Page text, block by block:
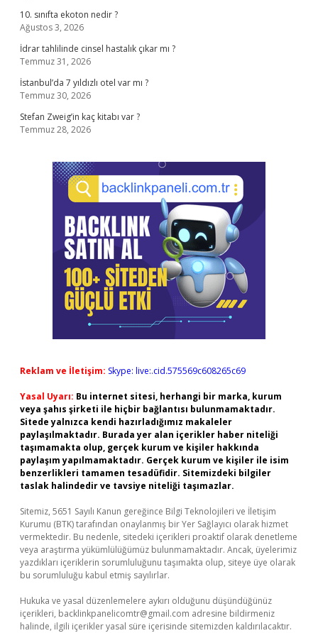
10. sınıfta ekoton nedir ?
Ağustos 3, 2026
İdrar tahlilinde cinsel hastalık çıkar mı ?
Temmuz 31, 2026
İstanbul’da 7 yıldızlı otel var mı ?
Temmuz 30, 2026
Stefan Zweig’in kaç kitabı var ?
Temmuz 28, 2026
Reklam ve İletişim: Skype: live:.cid.575569c608265c69
Yasal Uyarı: Bu internet sitesi, herhangi bir marka, kurum
veya şahıs şirketi ile hiçbir bağlantısı bulunmamaktadır.
Sitede yalnızca kendi hazırladığımız makaleler
paylaşılmaktadır. Burada yer alan içerikler haber niteliği
taşımamakta olup, gerçek kurum ve kişiler hakkında
paylaşım yapılmamaktadır. Gerçek kurum ve kişiler ile isim
benzerlikleri tamamen tesadüfidir. Sitemizdeki bilgiler
taslak halindedir ve tavsiye niteliği taşımazlar.
Sitemiz, 5651 Sayılı Kanun gereğince Bilgi Teknolojileri ve İletişim
Kurumu (BTK) tarafından onaylanmış bir Yer Sağlayıcı olarak hizmet
vermektedir. Bu nedenle, sitedeki içerikleri proaktif olarak denetleme
veya araştırma yükümlülüğümüz bulunmamaktadır. Ancak, üyelerimiz
yazdıkları içeriklerin sorumluluğunu taşımakta olup, siteye üye olarak
bu sorumluluğu kabul etmiş sayılırlar.
Hukuka ve yasal düzenlemelere aykırı olduğunu düşündüğünüz
içerikleri, backlinkpanelicomtr@gmail.com adresine bildirmeniz
halinde, ilgili içerikler yasal süre içerisinde sitemizden kaldırılacaktır.